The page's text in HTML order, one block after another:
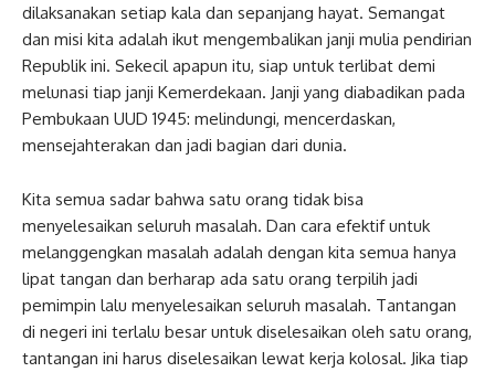
dilaksanakan setiap kala dan sepanjang hayat. Semangat
dan misi kita adalah ikut mengembalikan janji mulia pendirian
Republik ini. Sekecil apapun itu, siap untuk terlibat demi
melunasi tiap janji Kemerdekaan. Janji yang diabadikan pada
Pembukaan UUD 1945: melindungi, mencerdaskan,
mensejahterakan dan jadi bagian dari dunia.
Kita semua sadar bahwa satu orang tidak bisa
menyelesaikan seluruh masalah. Dan cara efektif untuk
melanggengkan masalah adalah dengan kita semua hanya
lipat tangan dan berharap ada satu orang terpilih jadi
pemimpin lalu menyelesaikan seluruh masalah. Tantangan
di negeri ini terlalu besar untuk diselesaikan oleh satu orang,
tantangan ini harus diselesaikan lewat kerja kolosal. Jika tiap